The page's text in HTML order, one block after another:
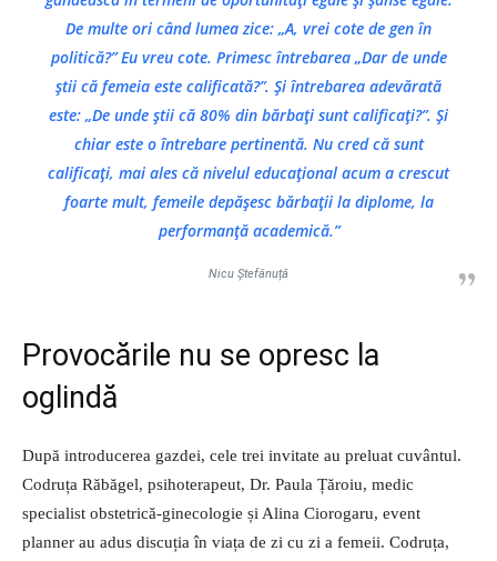
De multe ori când lumea zice: „A, vrei cote de gen în
politică?” Eu vreu cote. Primesc întrebarea „Dar de unde
știi că femeia este calificată?”. Și întrebarea adevărată
este: „De unde știi că 80% din bărbați sunt calificați?”. Și
chiar este o întrebare pertinentă. Nu cred că sunt
calificați, mai ales că nivelul educațional acum a crescut
foarte mult, femeile depășesc bărbații la diplome, la
performanță academică.”
Nicu Ștefănuță
Provocările nu se opresc la
oglindă
După introducerea gazdei, cele trei invitate au preluat cuvântul.
Codruța Răbăgel, psihoterapeut, Dr. Paula Țăroiu, medic
specialist obstetrică-ginecologie și Alina Ciorogaru, event
planner au adus discuția în viața de zi cu zi a femeii. Codruța,